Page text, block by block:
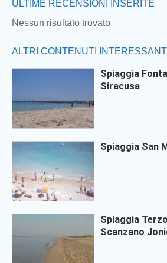
ULTIME RECENSIONI INSERITE
Nessun risultato trovato
ALTRI CONTENUTI INTERESSANTI
Spiaggia
Siracusa
Spiaggia San
Spiaggia
Scanzano